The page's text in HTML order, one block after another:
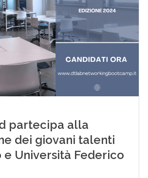
partecipa alla
dei giovani talenti
e Università Federico